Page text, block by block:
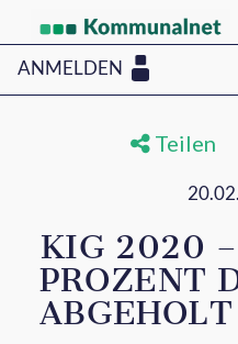
ANMELDEN
Teilen
KIG 2020
PROZENT
ABGEHOLT